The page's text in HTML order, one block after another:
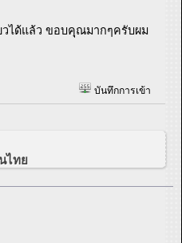
วได้แล้ว ขอบคุณมากๆครับผม
บันทึกการเข้า
ไทย